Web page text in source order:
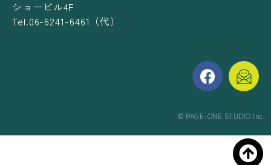
ショービル4F
Tel.06-6241-6461（代）
©︎ PAGE-ONE STUDIO Inc.